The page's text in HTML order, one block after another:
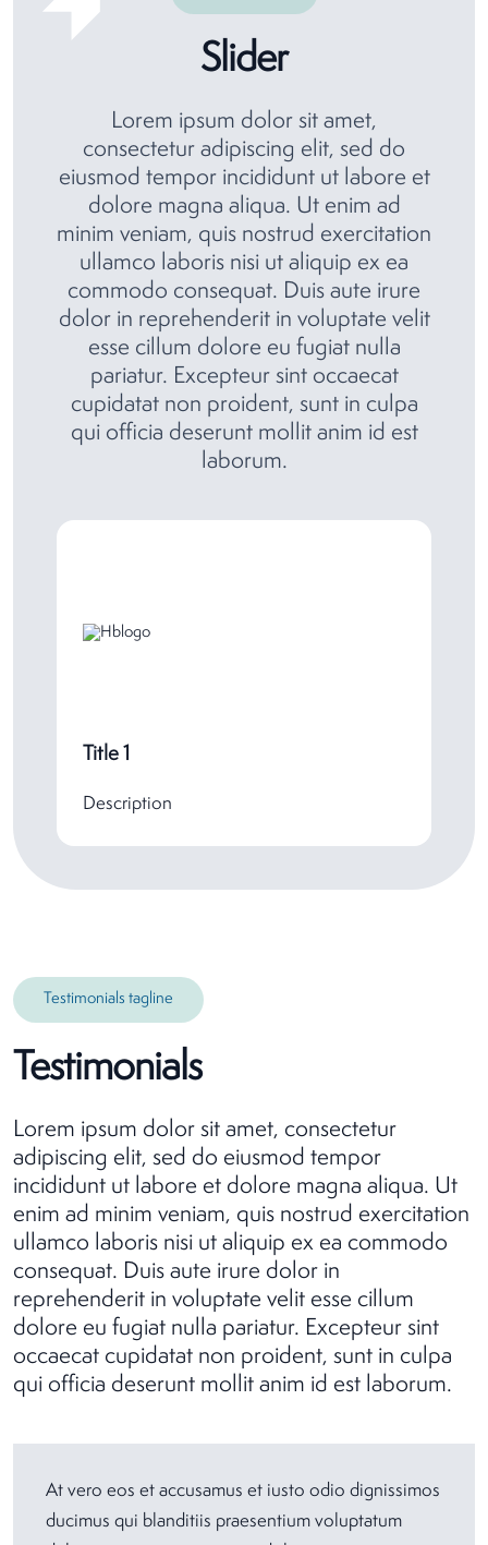
Slider
Lorem ipsum dolor sit amet,
consectetur adipiscing elit, sed do
eiusmod tempor incididunt ut labore et
dolore magna aliqua. Ut enim ad
minim veniam, quis nostrud exercitation
ullamco laboris nisi ut aliquip ex ea
commodo consequat. Duis aute irure
dolor in reprehenderit in voluptate velit
esse cillum dolore eu fugiat nulla
pariatur. Excepteur sint occaecat
cupidatat non proident, sunt in culpa
qui officia deserunt mollit anim id est
laborum.
Title 1
Description
Testimonials tagline
Testimonials
Lorem ipsum dolor sit amet, consectetur
adipiscing elit, sed do eiusmod tempor
incididunt ut labore et dolore magna aliqua. Ut
enim ad minim veniam, quis nostrud exercitation
ullamco laboris nisi ut aliquip ex ea commodo
consequat. Duis aute irure dolor in
reprehenderit in voluptate velit esse cillum
dolore eu fugiat nulla pariatur. Excepteur sint
occaecat cupidatat non proident, sunt in culpa
qui officia deserunt mollit anim id est laborum.
At vero eos et accusamus et iusto odio dignissimos
ducimus qui blanditiis praesentium voluptatum